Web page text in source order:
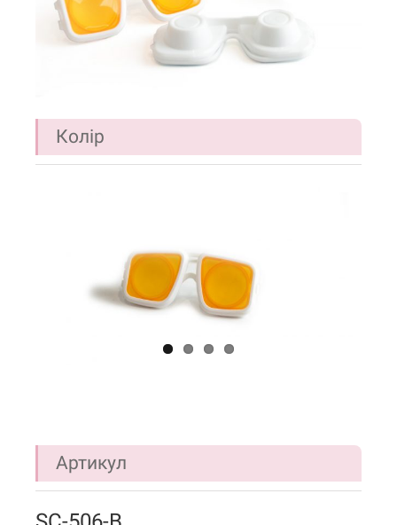
Колір
Артикул